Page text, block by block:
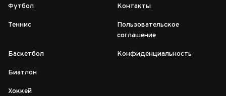
Футбол
Теннис
Баскетбол
Биатлон
Хоккей
Контакты
Пользовательское
соглашение
Конфиденциальность